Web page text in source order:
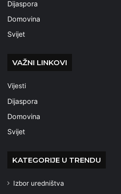
Dijaspora
Domovina
Svijet
VAŽNI LINKOVI
Vijesti
Dijaspora
Domovina
Svijet
KATEGORIJE U TRENDU
Izbor uredništva